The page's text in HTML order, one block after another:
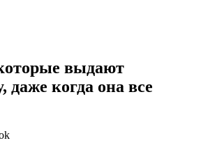
выдают
когда она все